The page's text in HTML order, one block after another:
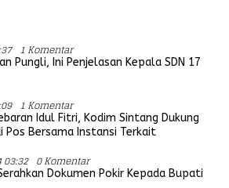
1 Komentar
Pungli, Ini Penjelasan Kepala SDN 17
1 Komentar
Idul Fitri, Kodim Sintang Dukung
Pos Bersama Instansi Terkait
03:32 0 Komentar
Dokumen Pokir Kepada Bupati